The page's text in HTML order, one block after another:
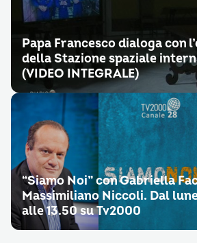
Papa Francesco dialoga con
della Stazione spaziale
(VIDEO INTEGRALE)
“Siamo Noi” con Gabriella
Massimiliano Niccoli. Dal
alle 13.50 su Tv2000